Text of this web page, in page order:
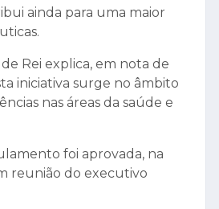
ainda para uma maior
Rei explica, em nota de
iniciativa surge no âmbito
nas áreas da saúde e
foi aprovada, na
reunião do executivo